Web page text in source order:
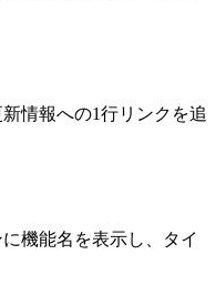
情報への1行リンクを追
機能名を表示し、タイ